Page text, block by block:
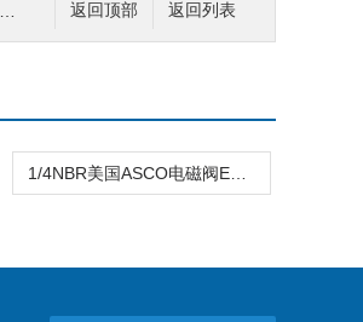
返回列表
返回顶部